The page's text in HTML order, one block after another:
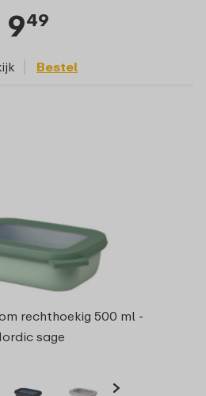
949
Bestel
rechthoekig 500 ml -
sage